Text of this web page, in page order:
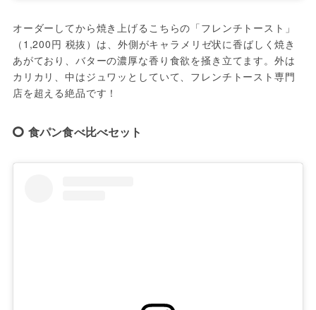
オーダーしてから焼き上げるこちらの「フレンチトースト」
（1,200円 税抜）は、外側がキャラメリゼ状に香ばしく焼き
あがており、バターの濃厚な香り食欲を掻き立てます。外は
カリカリ、中はジュワッとしていて、フレンチトースト専門
店を超える絶品です！
食パン食べ比べセット